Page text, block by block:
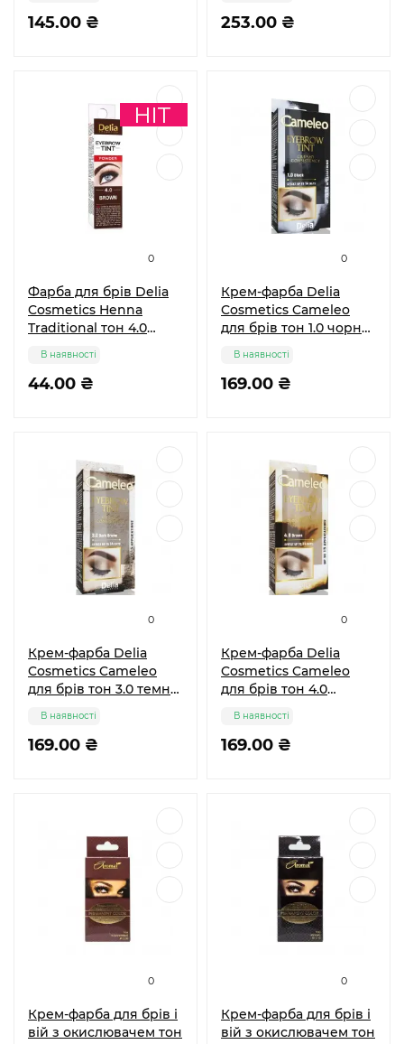
145.00 ₴ 253.00 ₴
0
Фарба для брів Delia
Cosmetics Henna
Traditional тон 4.0
44.00 ₴
В наявності
0
Крем-фарба Delia
Cosmetiсs Cameleo
для брів тон 1.0 чорна
169.00 ₴
В наявності
0
Крем-фарба Delia
Cosmetiсs Cameleo
для брів тон 3.0 темно-
169.00 ₴
В наявності
0
Крем-фарба Delia
Cosmetiсs Cameleo
для брів тон 4.0
169.00 ₴
В наявності
0
Крем-фарба для брів і
вій з окислювачем тон
0
Крем-фарба для брів і
вій з окислювачем тон